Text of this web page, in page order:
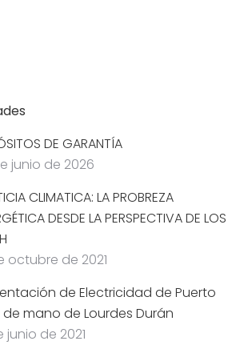
DE GARANTÍA
junio de 2026
CLIMATICA: LA PROBREZA
DESDE LA PERSPECTIVA DE LOS
octubre de 2021
de Electricidad de Puerto
de mano de Lourdes Durán
junio de 2021